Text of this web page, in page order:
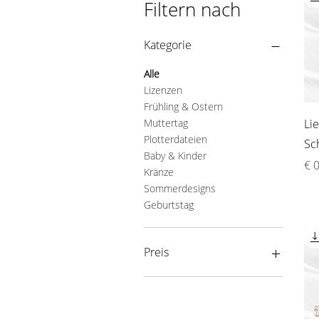
Filtern nach
Kategorie
Alle
Lizenzen
Frühling & Ostern
Muttertag
Plotterdateien
Baby & Kinder
Kränze
Sommerdesigns
Geburtstag
Preis
€